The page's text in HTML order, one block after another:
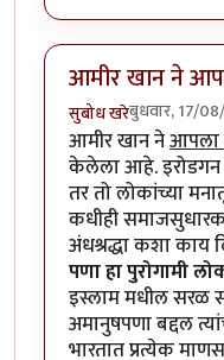
आमीर खान ने
सुबोध खरेबुधवार, 17/
आमीर खान नेआपला
केलेला आहे. इरोडगन
तर तो लोकांच्या
कधीही
अंधश्रद्धा कशा
पणा हा पुरोगामी
इस्लाम मधील सरळ
अमानुषपणा बद्दल
भारतात प्रत्येक